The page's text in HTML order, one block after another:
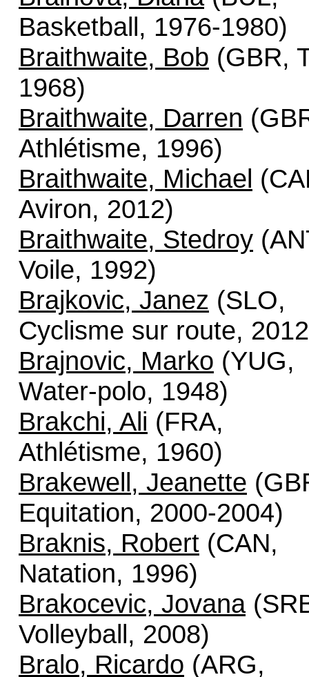
Basketball, 1976-1980)
Braithwaite, Bob (GBR,
1968)
Braithwaite, Darren
Athlétisme, 1996)
Braithwaite, Michael
Aviron, 2012)
Braithwaite, Stedroy
Voile, 1992)
Brajkovic, Janez (SLO,
Cyclisme sur route,
Brajnovic, Marko (YUG,
Water-polo, 1948)
Brakchi, Ali (FRA,
Athlétisme, 1960)
Brakewell, Jeanette
Equitation, 2000-2004)
Braknis, Robert (CAN,
Natation, 1996)
Brakocevic, Jovana
Volleyball, 2008)
Bralo, Ricardo (ARG,